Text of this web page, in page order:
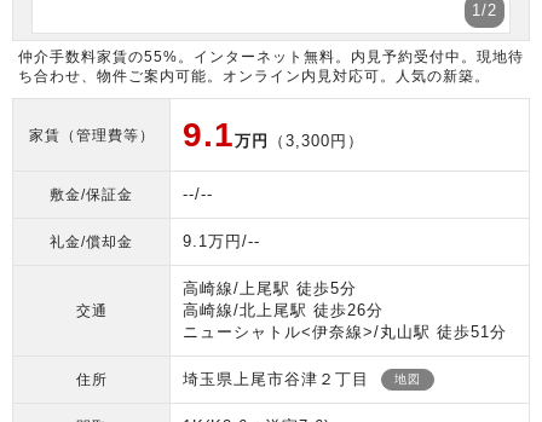
1/2
仲介手数料家賃の55%。インターネット無料。内見予約受付中。現地待
ち合わせ、物件ご案内可能。オンライン内見対応可。人気の新築。
家賃（管理費等） 9.1万円 （3,300円）
敷金/保証金 --/--
礼金/償却金 9.1万円/--
交通
高崎線/上尾駅 徒歩5分
高崎線/北上尾駅 徒歩26分
ニューシャトル<伊奈線>/丸山駅 徒歩51分
住所 埼玉県上尾市谷津２丁目 地図